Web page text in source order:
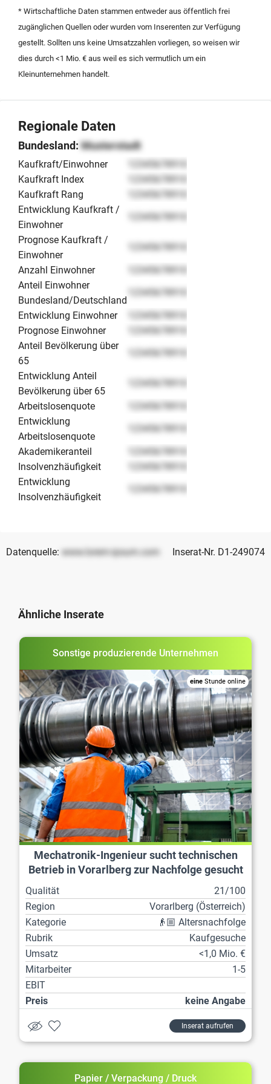
* Wirtschaftliche Daten stammen entweder aus öffentlich frei
zugänglichen Quellen oder wurden vom Inserenten zur Verfügung
gestellt. Sollten uns keine Umsatzzahlen vorliegen, so weisen wir
dies durch <1 Mio. € aus weil es sich vermutlich um ein
Kleinunternehmen handelt.
Regionale Daten
Bundesland:Musterstadt
Kaufkraft/Einwohner
12345678910
Kaufkraft Index
12345678910
Kaufkraft Rang
12345678910
Entwicklung Kaufkraft /
Einwohner
12345678910
Prognose Kaufkraft /
Einwohner
12345678910
Anzahl Einwohner
12345678910
Anteil Einwohner
Bundesland/Deutschland
12345678910
Entwicklung Einwohner
12345678910
Prognose Einwohner
12345678910
Anteil Bevölkerung über
65
12345678910
Entwicklung Anteil
Bevölkerung über 65
12345678910
Arbeitslosenquote
12345678910
Entwicklung
Arbeitslosenquote
12345678910
Akademikeranteil
12345678910
Insolvenzhäufigkeit
12345678910
Entwicklung
Insolvenzhäufigkeit
12345678910
Datenquelle: www.lorem-ipsum.com Inserat-Nr. D1-249074
Ähnliche Inserate
Sonstige produzierende Unternehmen
eine Stunde online
Mechatronik-Ingenieur sucht technischen
Betrieb in Vorarlberg zur Nachfolge gesucht
Qualität
21/100
Region
Vorarl­berg (Österreich)
Kategorie
👴🏼 Altersnachfolge
Rubrik
Kaufgesuche
Umsatz
<1,0 Mio. €
Mitarbeiter
1-5
EBIT
Preis
keine Angabe
Inserat aufrufen
Papier / Verpackung / Druck